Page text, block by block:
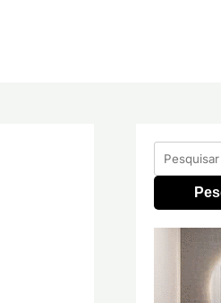
Pesquisar
por: